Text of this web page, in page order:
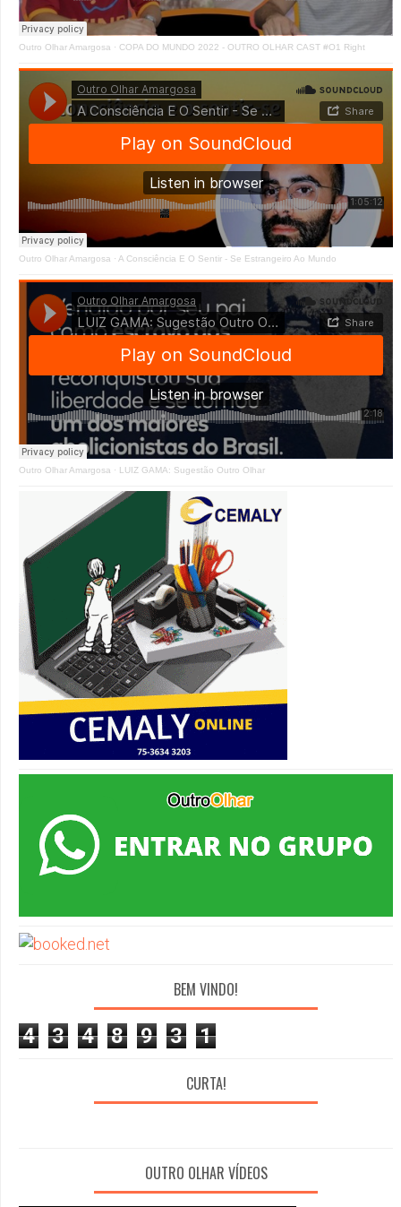
Outro Olhar Amargosa · COPA DO MUNDO 2022 - OUTRO OLHAR CAST #O1 Right
Outro Olhar Amargosa · A Consciência E O Sentir - Se Estrangeiro Ao Mundo
Outro Olhar Amargosa · LUIZ GAMA: Sugestão Outro Olhar
BEM VINDO!
4 3 4 8 9 3 1
CURTA!
OUTRO OLHAR VÍDEOS